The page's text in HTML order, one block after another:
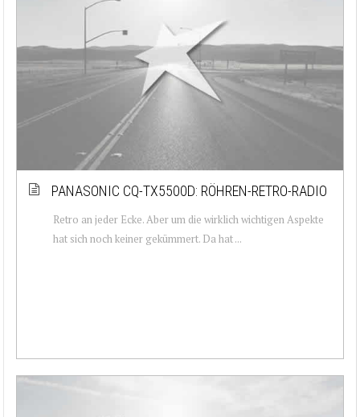
PANASONIC CQ-TX5500D: RÖHREN-RETRO-RADIO
Retro an jeder Ecke. Aber um die wirklich wichtigen Aspekte
hat sich noch keiner gekümmert. Da hat ...